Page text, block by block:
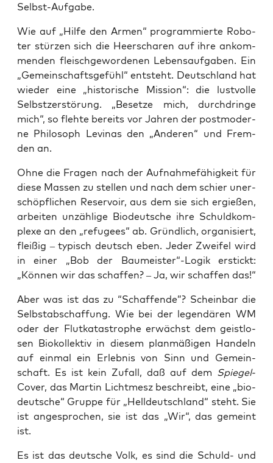
Selbst-Aufgabe.
Wie auf „Hil­fe den Armen“ pro­gram­mier­te Robo­
ter stür­zen sich die Heer­scha­ren auf ihre ankom­
men­den fleisch­ge­wor­de­nen Lebens­auf­ga­ben. Ein
„Gemein­schafts­ge­fühl“ ent­steht. Deutsch­land hat
wie­der eine „his­to­ri­sche Mis­si­on“: die lust­vol­le
Selbst­zer­stö­rung. „Beset­ze mich, durch­drin­ge
mich“, so fleh­te bereits vor Jah­ren der post­mo­der­
ne Phi­lo­soph Levi­n­as den „Ande­ren“ und Frem­
den an.
Ohne die Fra­gen nach der Auf­nah­me­fä­hig­keit für
die­se Mas­sen zu stel­len und nach dem schier uner­
schöpf­li­chen Reser­voir, aus dem sie sich ergie­ßen,
arbei­ten unzäh­li­ge Bio­deut­sche ihre Schuld­kom­
ple­xe an den „refu­gees“ ab. Gründ­lich, orga­ni­siert,
flei­ßig – typisch deutsch eben. Jeder Zwei­fel wird
in einer „Bob der Baumeister“-Logik erstickt:
„Kön­nen wir das schaf­fen? – Ja, wir schaf­fen das!“
Aber was ist das zu “Schaf­fen­de”? Schein­bar die
Selb­st­ab­schaf­fung. Wie bei der legen­dä­ren WM
oder der Flut­ka­ta­stro­phe erwächst dem geist­lo­
sen Bio­kol­lek­tiv in die­sem plan­mä­ßi­gen Han­deln
auf ein­mal ein Erleb­nis von Sinn und Gemein­
schaft. Es ist kein Zufall, daß auf dem Spie­gel-
Cover, das Mar­tin Licht­mesz beschreibt, eine „bio­
deut­sche“ Grup­pe für „Hell­deutsch­land“ steht. Sie
ist ange­spro­chen, sie ist das „Wir“, das gemeint
ist.
Es ist das deut­sche Volk, es sind die Schuld- und